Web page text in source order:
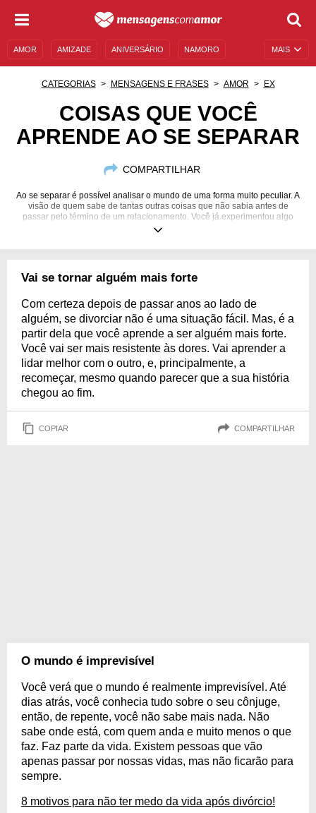
MAIS
AMOR AMIZADE ANIVERSÁRIO NAMORO
MENSAGENS E FRASES MENSAGENS DE ANIVERSÁRIO
CATEGORIAS MENSAGENS E FRASES AMOR EX
COISAS QUE VOCÊ
APRENDE AO SE SEPARAR
COMPARTILHAR
Ao se separar é possível analisar o mundo de uma forma muito peculiar. A
visão de quem sabe de tantas outras coisas que não sabia antes de
passar pelo término de um relacionamento. Você já experimentou algo
assim? Veja algumas das lições que quem já se separou passou!
Vai se tornar alguém mais forte
Com certeza depois de passar anos ao lado de
alguém, se divorciar não é uma situação fácil. Mas, é a
partir dela que você aprende a ser alguém mais forte.
Você vai ser mais resistente às dores. Vai aprender a
lidar melhor com o outro, e, principalmente, a
recomeçar, mesmo quando parecer que a sua história
chegou ao fim.
COPIAR COMPARTILHAR
O mundo é imprevisível
Você verá que o mundo é realmente imprevisível. Até
dias atrás, você conhecia tudo sobre o seu cônjuge,
então, de repente, você não sabe mais nada. Não
sabe onde está, com quem anda e muito menos o que
faz. Faz parte da vida. Existem pessoas que vão
apenas passar por nossas vidas, mas não ficarão para
sempre.
8 motivos para não ter medo da vida após divórcio!